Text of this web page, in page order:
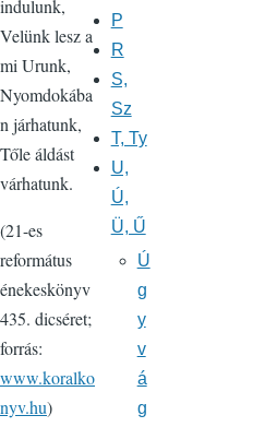
indulunk,
Velünk lesz a
mi Urunk,
Nyomdokába
n járhatunk,
Tőle áldást
várhatunk.
(21-es
református
énekeskönyv
435. dicséret;
forrás:
www.koralko
nyv.hu)
P
R
S,
Sz
T, Ty
U,
Ú,
Ü, Ű
Ú
g
y
v
á
g